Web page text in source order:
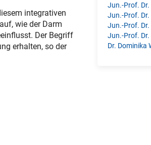
Jun.-Prof.
Jun.-Prof.
Jun.-Prof. Dr.
Jun.-Prof. Dr.
Dr. Dominika
integrativen
wie der Darm
Der Begriff
erhalten, so der